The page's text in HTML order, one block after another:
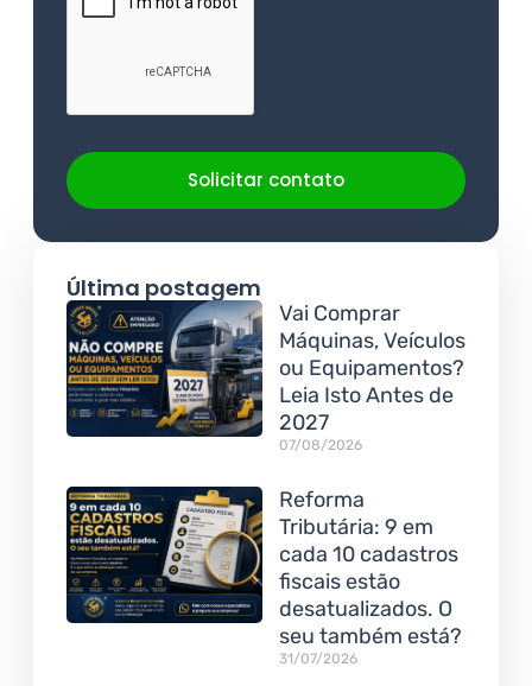
Solicitar contato
Última postagem
Vai Comprar
Máquinas, Veículos
ou Equipamentos?
Leia Isto Antes de
2027
07/08/2026
Reforma
Tributária: 9 em
cada 10 cadastros
fiscais estão
desatualizados. O
seu também está?
31/07/2026